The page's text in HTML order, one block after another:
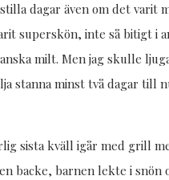
dagar även om det varit
superskön, inte så bitigt i
milt. Men jag skulle
stanna minst två dagar till
sista kväll igår med grill
backe, barnen lekte i snön